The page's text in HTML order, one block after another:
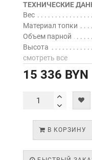
ТЕХНИЧЕСКИЕ
Вес
Материал топки
Объем парной
Высота
смотреть все
15 336 BYN
В КОРЗИНУ